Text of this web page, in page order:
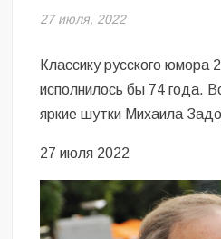
27 июля, 2022
Классику русского юмора
исполнилось бы 74 года.
яркие шутки Михаила
27 июля 2022